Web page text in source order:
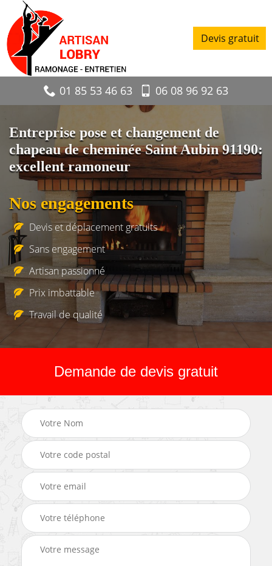
Devis gratuit
01 85 53 46 63 06 08 96 92 63
Entreprise pose et changement de
chapeau de cheminée Saint Aubin 91190:
excellent ramoneur
Nos engagements
Devis et déplacement gratuits
Sans engagement
Artisan passionné
Prix imbattable
Travail de qualité
Demande de devis gratuit